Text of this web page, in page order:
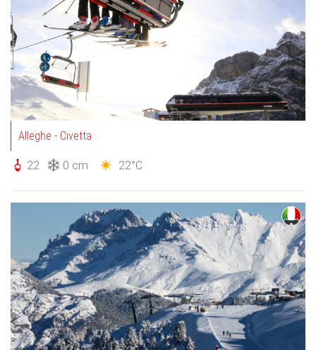
Alleghe - Civetta
22 0 cm 22°C